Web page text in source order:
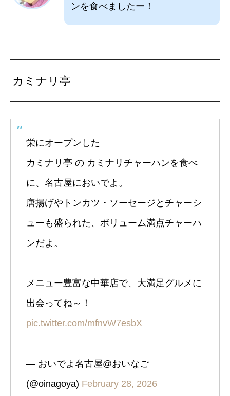
ンを食べましたー！
カミナリ亭
栄にオープンした
カミナリ亭 の カミナリチャーハンを食べ
に、名古屋においでよ。
唐揚げやトンカツ・ソーセージとチャーシ
ューも盛られた、ボリューム満点チャーハ
ンだよ。
メニュー豊富な中華店で、大満足グルメに
出会ってね～！
pic.twitter.com/mfnvW7esbX
— おいでよ名古屋@おいなご
(@oinagoya) February 28, 2026